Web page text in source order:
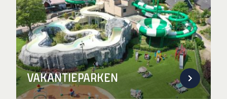
Vakantieparken